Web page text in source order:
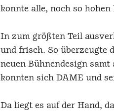
konnte alle, noch so
In zum größten Teil
und frisch. So überzeugte
neuen Bühnendesign
konnten sich DAME und
Da liegt es auf der Hand,